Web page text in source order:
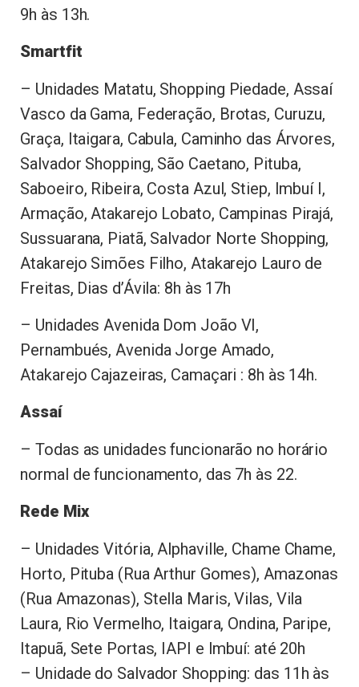
9h às 13h.
Smartfit
– Unidades Matatu, Shopping Piedade, Assaí
Vasco da Gama, Federação, Brotas, Curuzu,
Graça, Itaigara, Cabula, Caminho das Árvores,
Salvador Shopping, São Caetano, Pituba,
Saboeiro, Ribeira, Costa Azul, Stiep, Imbuí I,
Armação, Atakarejo Lobato, Campinas Pirajá,
Sussuarana, Piatã, Salvador Norte Shopping,
Atakarejo Simões Filho, Atakarejo Lauro de
Freitas, Dias d’Ávila: 8h às 17h
– Unidades Avenida Dom João VI,
Pernambués, Avenida Jorge Amado,
Atakarejo Cajazeiras, Camaçari : 8h às 14h.
Assaí
– Todas as unidades funcionarão no horário
normal de funcionamento, das 7h às 22.
Rede Mix
– Unidades Vitória, Alphaville, Chame Chame,
Horto, Pituba (Rua Arthur Gomes), Amazonas
(Rua Amazonas), Stella Maris, Vilas, Vila
Laura, Rio Vermelho, Itaigara, Ondina, Paripe,
Itapuã, Sete Portas, IAPI e Imbuí: até 20h
– Unidade do Salvador Shopping: das 11h às